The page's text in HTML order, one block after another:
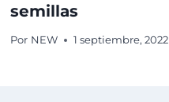
semillas
Por NEW 1 septiembre, 2022